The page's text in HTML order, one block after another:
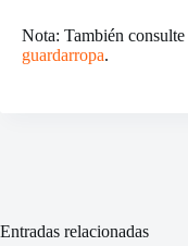
Nota: También consulte
guardarropa.
Entradas relacionadas